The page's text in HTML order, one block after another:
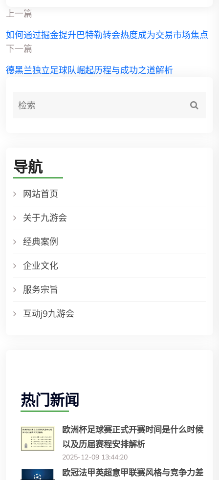
上一篇
如何通过掘金提升巴特勒转会热度成为交易市场焦点
下一篇
德黑兰独立足球队崛起历程与成功之道解析
导航
网站首页
关于九游会
经典案例
企业文化
服务宗旨
互动j9九游会
热门新闻
欧洲杯足球赛正式开赛时间是什么时候
以及历届赛程安排解析
2025-12-09 13:44:20
欧冠法甲英超意甲联赛风格与竞争力差